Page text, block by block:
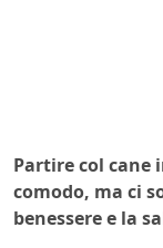
Partire col cane
comodo, ma ci
benessere e la